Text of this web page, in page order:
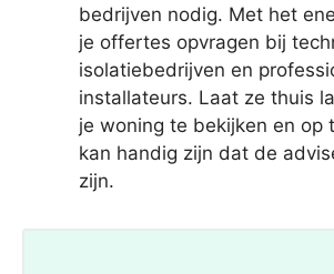
bedrijven nodig. Met het
je offertes opvragen bij
isolatiebedrijven en
installateurs. Laat ze thuis
je woning te bekijken en op
kan handig zijn dat de
zijn.